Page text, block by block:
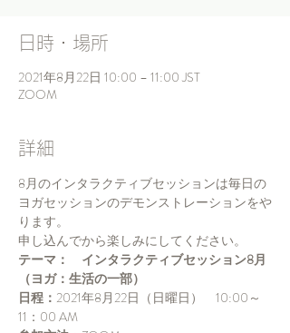
日時・場所
2021年8月22日 10:00 – 11:00 JST
ZOOM
詳細
8月のインタラクティブセッションは毎日の
ヨガセッションのデモンストレーションをや
ります。
申し込んでから楽しみにしてください。
テーマ：　インタラクティブセッション8月
（ヨガ：生活の一部）
​日程： 2021年8月22日（日曜日）　10:00～
11：00 AM